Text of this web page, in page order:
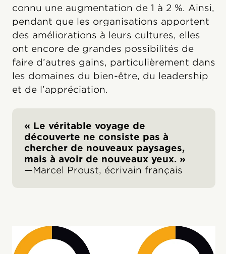
connu une augmentation de 1 à 2 %. Ainsi,
pendant que les organisations apportent
des améliorations à leurs cultures, elles
ont encore de grandes possibilités de
faire d’autres gains, particulièrement dans
les domaines du bien-être, du leadership
et de l’appréciation.
« Le véritable voyage de
découverte ne consiste pas à
chercher de nouveaux paysages,
mais à avoir de nouveaux yeux. »
—Marcel Proust, écrivain français